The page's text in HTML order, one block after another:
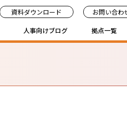
資料ダウンロード お問い合わ
人事向けブログ 拠点一覧